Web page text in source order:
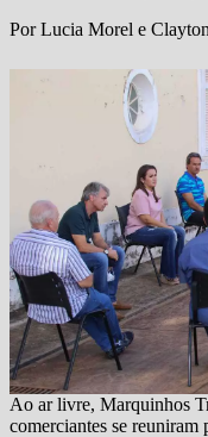
Por Lucia Morel e
Ao ar livre, Marquinhos
comerciantes se